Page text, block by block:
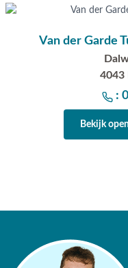
Van der Garde
4043
:
Bekijk